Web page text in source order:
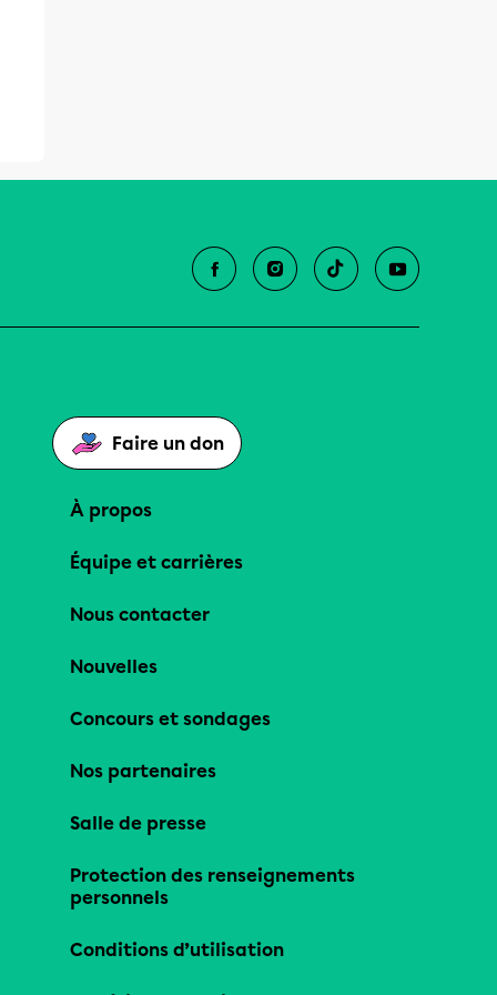
Faire un don
À propos
Équipe et carrières
Nous contacter
Nouvelles
Concours et sondages
Nos partenaires
Salle de presse
Protection des renseignements
personnels
Conditions d’utilisation